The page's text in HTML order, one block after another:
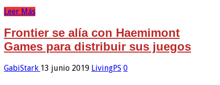
Leer Más
Frontier se alía con Haemimont
Games para distribuir sus juegos
GabiStark 13 junio 2019 LivingPS 0